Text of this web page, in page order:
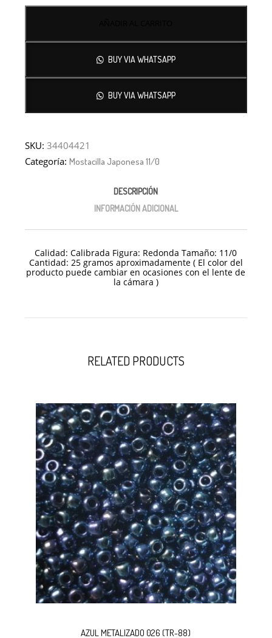
No hay productos en el carrito.
$
BUY VIA WHATSAPP
BUY VIA WHATSAPP
SKU:34404421
Categoría:Mostacilla Japonesa 11/0
DESCRIPCIÓN
INFORMACIÓN ADICIONAL
Calidad: Calibrada Figura: Redonda Tamaño: 11/0
Cantidad: 25 gramos aproximadamente ( El color del
producto puede cambiar en ocasiones con el lente de
la cámara )
RELATED PRODUCTS
tiene
AZUL METALIZADO 026 (TR-88)